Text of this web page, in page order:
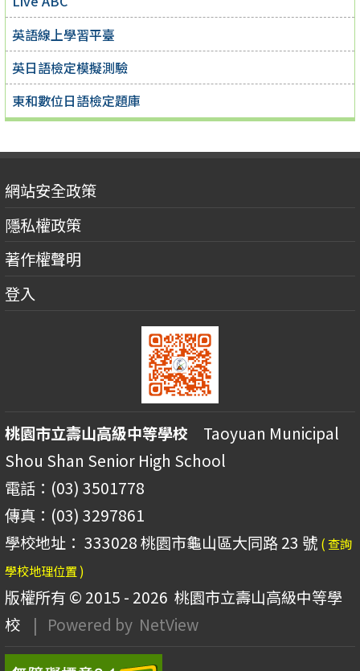
英語線上學習平臺
英日語檢定模擬測驗
東和數位日語檢定題庫
網站安全政策
隱私權政策
著作權聲明
登入
桃園市立壽山高級中等學校 Taoyuan Municipal
Shou Shan Senior High School
電話：(03) 3501778
傳真：(03) 3297861
學校地址： 333028 桃園市龜山區大同路 23 號 ( 查詢
學校地理位置 )
版權所有 © 2015 - 2026 桃園市立壽山高級中等學
校
| Powered by NetView